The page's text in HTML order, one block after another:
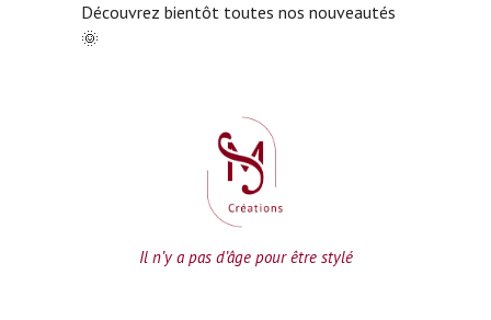
Découvrez bientôt toutes nos nouveautés
🌞
Il n’y a pas d’âge pour être stylé